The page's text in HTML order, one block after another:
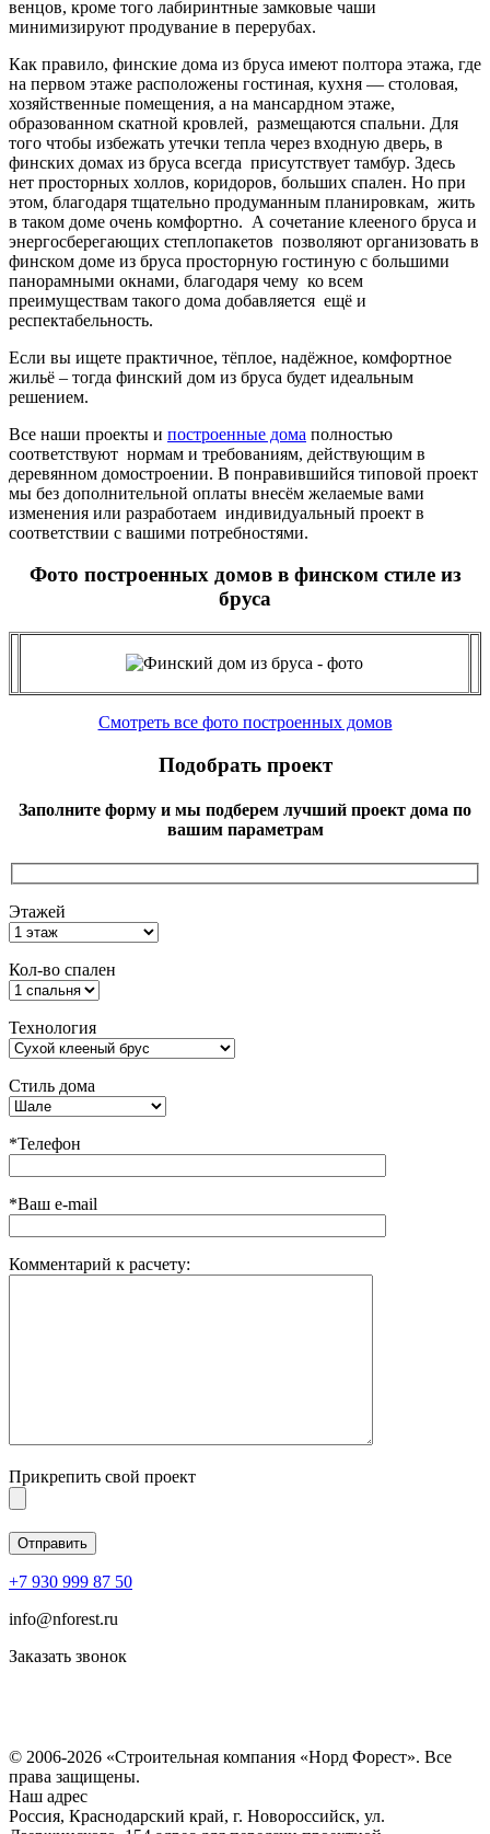
венцов, кроме того лабиринтные замковые чаши
минимизируют продувание в перерубах.
Как правило, финские дома из бруса имеют полтора этажа, где
на первом этаже расположены гостиная, кухня — столовая,
хозяйственные помещения, а на мансардном этаже,
образованном скатной кровлей, размещаются спальни. Для
того чтобы избежать утечки тепла через входную дверь, в
финских домах из бруса всегда присутствует тамбур. Здесь
нет просторных холлов, коридоров, больших спален. Но при
этом, благодаря тщательно продуманным планировкам, жить
в таком доме очень комфортно. А сочетание клееного бруса и
энергосберегающих степлопакетов позволяют организовать в
финском доме из бруса просторную гостиную с большими
панорамными окнами, благодаря чему ко всем
преимуществам такого дома добавляется ещё и
респектабельность.
Если вы ищете практичное, тёплое, надёжное, комфортное
жильё – тогда финский дом из бруса будет идеальным
решением.
Все наши проекты и построенные дома полностью
соответствуют нормам и требованиям, действующим в
деревянном домостроении. В понравившийся типовой проект
мы без дополнительной оплаты внесём желаемые вами
изменения или разработаем индивидуальный проект в
соответствии с вашими потребностями.
Фото построенных домов в финском стиле из
бруса
Смотреть все фото построенных домов
Подобрать проект
Заполните форму и мы подберем лучший проект дома по
вашим параметрам
Этажей
Кол-во спален
Технология
Стиль дома
*Телефон
*Ваш e-mail
Комментарий к расчету:
Прикрепить свой проект
+7 930 999 87 50
info@nforest.ru
Заказать звонок
© 2006-2026 «Строительная компания «Норд Форест». Все
права защищены.
Наш адрес
Россия, Краснодарский край, г. Новороссийск, ул.